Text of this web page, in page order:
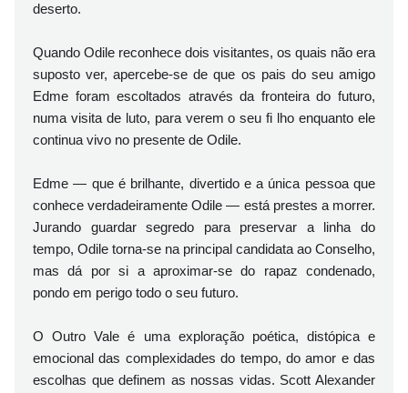
deserto.
Quando Odile reconhece dois visitantes, os quais não era
suposto ver, apercebe-se de que os pais do seu amigo
Edme foram escoltados através da fronteira do futuro,
numa visita de luto, para verem o seu fi lho enquanto ele
continua vivo no presente de Odile.
Edme — que é brilhante, divertido e a única pessoa que
conhece verdadeiramente Odile — está prestes a morrer.
Jurando guardar segredo para preservar a linha do
tempo, Odile torna-se na principal candidata ao Conselho,
mas dá por si a aproximar-se do rapaz condenado,
pondo em perigo todo o seu futuro.
O Outro Vale é uma exploração poética, distópica e
emocional das complexidades do tempo, do amor e das
escolhas que definem as nossas vidas. Scott Alexander